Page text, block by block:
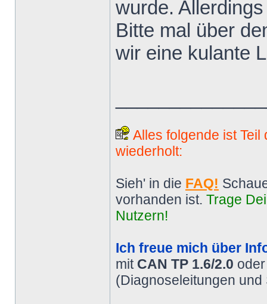
wurde.
Bitte mal über
wir eine kulante
Alles folgende ist
wiederholt:
Sieh' in die FAQ!
vorhanden ist. Trage
Nutzern!
Ich freue mich über
mit CAN TP 1.6/2.0
(Diagnoseleitungen